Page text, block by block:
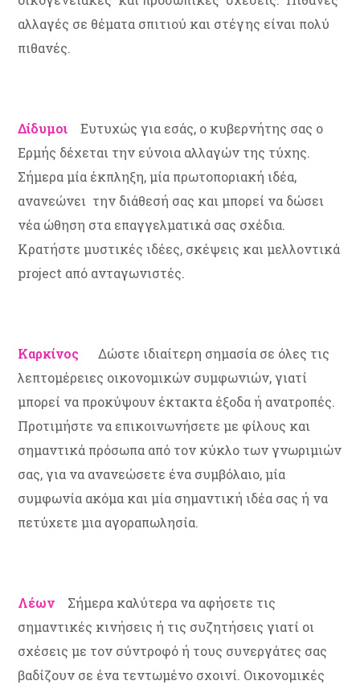
αλλαγές σε θέματα σπιτιού και στέγης είναι πολύ
πιθανές.
Δίδυμοι
Ευτυχώς για εσάς, ο κυβερνήτης σας ο
Ερμής δέχεται την εύνοια αλλαγών της τύχης.
Σήμερα μία έκπληξη, μία πρωτοποριακή ιδέα,
ανανεώνει την διάθεσή σας και μπορεί να δώσει
νέα ώθηση στα επαγγελματικά σας σχέδια.
Κρατήστε μυστικές ιδέες, σκέψεις και μελλοντικά
project από ανταγωνιστές.
Καρκίνος
Δώστε ιδιαίτερη σημασία σε όλες τις
λεπτομέρειες οικονομικών συμφωνιών, γιατί
μπορεί να προκύψουν έκτακτα έξοδα ή ανατροπές.
Προτιμήστε να επικοινωνήσετε με φίλους και
σημαντικά πρόσωπα από τον κύκλο των γνωριμιών
σας, για να ανανεώσετε ένα συμβόλαιο, μία
συμφωνία ακόμα και μία σημαντική ιδέα σας ή να
πετύχετε μια αγοραπωλησία.
Λέων Σήμερα καλύτερα να αφήσετε τις
σημαντικές κινήσεις ή τις συζητήσεις γιατί οι
σχέσεις με τον σύντροφό ή τους συνεργάτες σας
βαδίζουν σε ένα τεντωμένο σχοινί. Οικονομικές